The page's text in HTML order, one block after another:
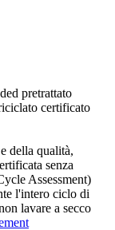
pretrattato
certificato
della qualità,
senza
Assessment)
l'intero ciclo di
lavare a secco